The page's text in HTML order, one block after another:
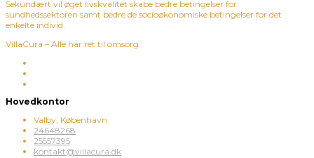
Sekundært vil øget livskvalitet skabe bedre betingelser for
sundhedssektoren samt bedre de socioøkonomiske betingelser for det
enkelte individ.
VillaCura – Alle har ret til omsorg
Hovedkontor
Valby, København
24648268
25557395
kontakt@villacura.dk